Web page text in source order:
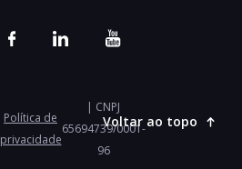
Política de
privacidade
| CNPJ
65694739/0001-
96
Voltar ao topo